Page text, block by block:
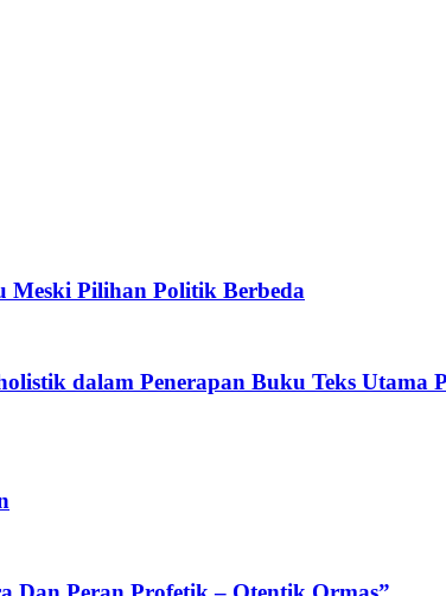
Meski Pilihan Politik Berbeda
dalam Penerapan Buku Teks Utama